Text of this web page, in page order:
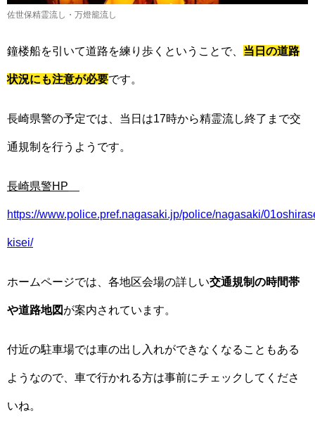
佐世保精霊流し・万燈籠流し
鐘楼船を引いて道路を練り歩くということで、 当日の道路
状況にも注意が必要です。
長崎県警の予定では、当日は17時から精霊流し終了まで交
通規制を行うようです。
長崎県警HP
https://www.police.pref.nagasaki.jp/police/nagasaki/
kisei/
ホームページでは、各地区会場の詳しい交通規制の時間帯
や道路地図 が案内されています。
付近の駐車場では車の出し入れができなくなることもある
ようなので、車で行かれる方は事前にチェックしてくださ
いね。